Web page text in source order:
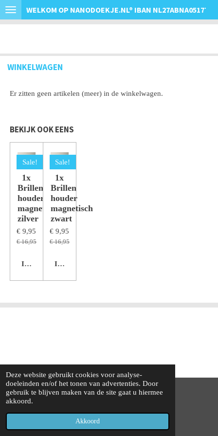
Deze website gebruikt cookies voor analyse-
doeleinden en/of het tonen van advertenties. Door
gebruik te blijven maken van de site gaat u hiermee
akkoord.
Akkoord
Ga
direct
WELKOM OP NANODOEKJE.NL® IBAN
WINKELWAGEN
Er zitten geen artikelen (meer) in de winkelwagen.
BEKIJK OOK EENS
Sale!
1x
Brillen
houder
magnetisch
zilver
€ 9,95
€ 16,95
In winkelwagen
Sale!
1x
Brillen
houder
magnetisch
zwart
€ 9,95
€ 16,95
In winkelwagen
©Alle rechten voorbehouden Nanodoekje.nl